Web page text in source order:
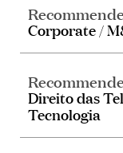
Corporate /
Direito das
Tecnologia